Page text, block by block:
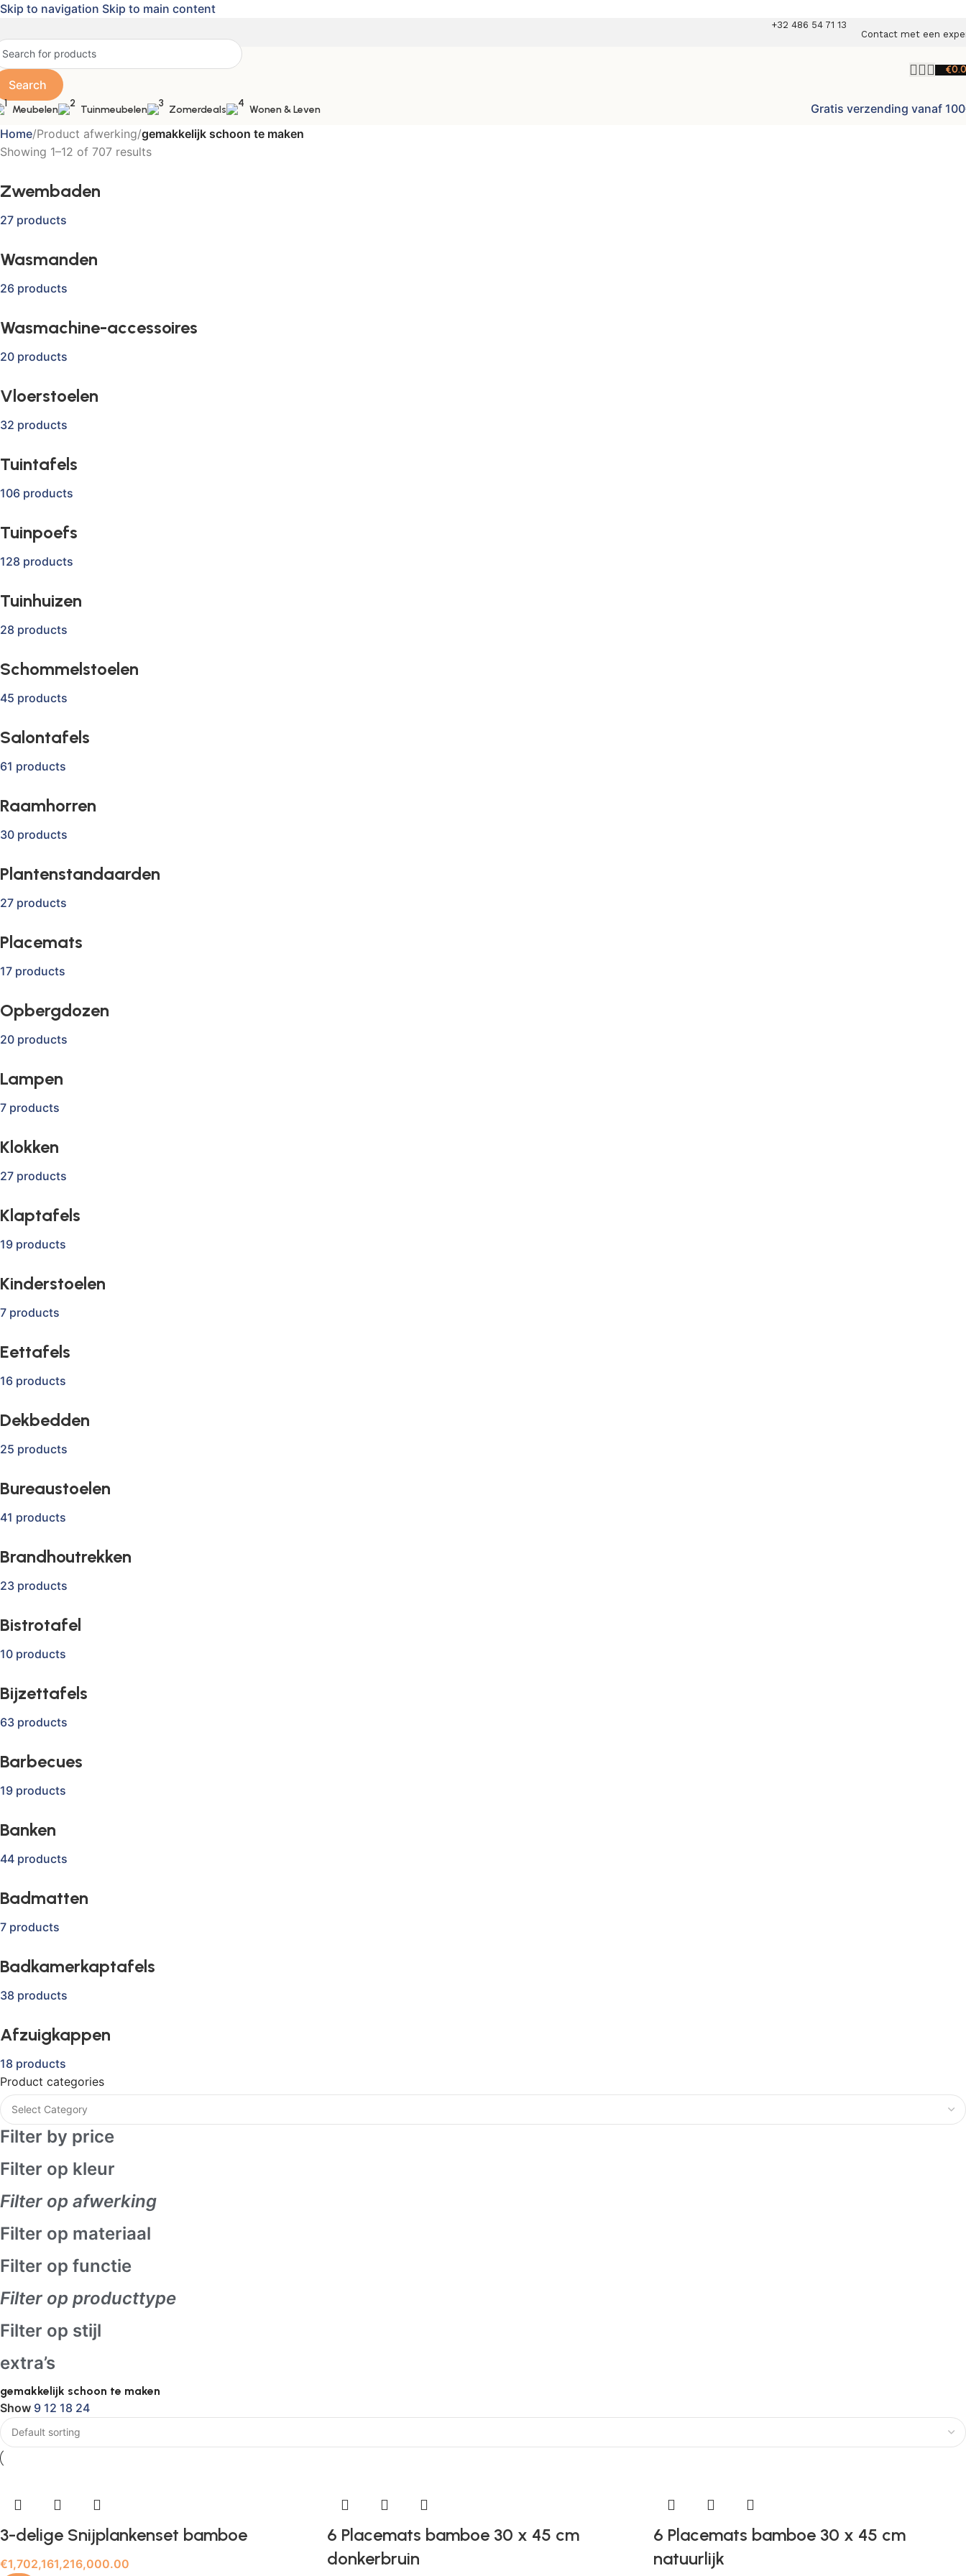
Skip to navigation Skip to main content
+32 486 54 71 13
Contact met een
Search
€
Meubelen Tuinmeubelen Zomerdeals Wonen & Leven
Gratis verzending vanaf
Home/Product afwerking/gemakkelijk schoon te maken
Showing 1–12 of 707 results
Zwembaden
27 products
Wasmanden
26 products
Wasmachine-accessoires
20 products
Vloerstoelen
32 products
Tuintafels
106 products
Tuinpoefs
128 products
Tuinhuizen
28 products
Schommelstoelen
45 products
Salontafels
61 products
Raamhorren
30 products
Plantenstandaarden
27 products
Placemats
17 products
Opbergdozen
20 products
Lampen
7 products
Klokken
27 products
Klaptafels
19 products
Kinderstoelen
7 products
Eettafels
16 products
Dekbedden
25 products
Bureaustoelen
41 products
Brandhoutrekken
23 products
Bistrotafel
10 products
Bijzettafels
63 products
Barbecues
19 products
Banken
44 products
Badmatten
7 products
Badkamerkaptafels
38 products
Afzuigkappen
18 products
Product categories
Filter by price
Filter op kleur
Filter op afwerking
Filter op materiaal
Filter op functie
Filter op producttype
Filter op stijl
extra’s
gemakkelijk schoon te maken
Show 9 12 18 24
3-delige Snijplankenset bamboe
€1,702,161,216,000.00
6 Placemats bamboe 30 x 45 cm
donkerbruin
6 Placemats bamboe 30 x 45 cm
natuurlijk